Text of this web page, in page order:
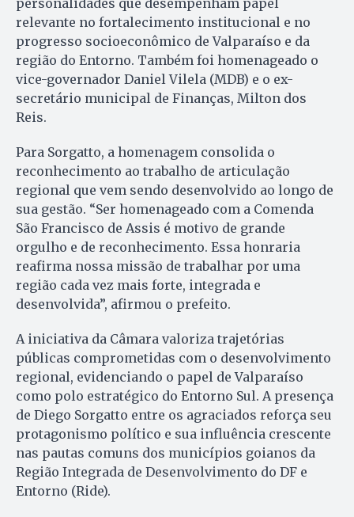
relevante no fortalecimento institucional e no
progresso socioeconômico de Valparaíso e da
região do Entorno. Também foi homenageado o
vice-governador Daniel Vilela (MDB) e o ex-
secretário municipal de Finanças, Milton dos
Reis.
Para Sorgatto, a homenagem consolida o
reconhecimento ao trabalho de articulação
regional que vem sendo desenvolvido ao longo de
sua gestão. “Ser homenageado com a Comenda
São Francisco de Assis é motivo de grande
orgulho e de reconhecimento. Essa honraria
reafirma nossa missão de trabalhar por uma
região cada vez mais forte, integrada e
desenvolvida”, afirmou o prefeito.
A iniciativa da Câmara valoriza trajetórias
públicas comprometidas com o desenvolvimento
regional, evidenciando o papel de Valparaíso
como polo estratégico do Entorno Sul. A presença
de Diego Sorgatto entre os agraciados reforça seu
protagonismo político e sua influência crescente
nas pautas comuns dos municípios goianos da
Região Integrada de Desenvolvimento do DF e
Entorno (Ride).